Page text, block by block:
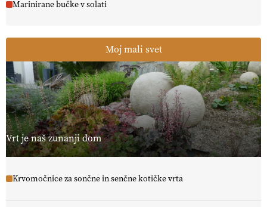
Marinirane bučke v solati
Moj mali svet
Vrt je naš zunanji dom
Krvomočnice za sončne in senčne kotičke vrta